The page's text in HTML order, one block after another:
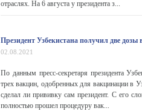
отраслях. На 6 августа у президента з...
Президент Узбекистана получил две
02.08.2021
По данным пресс-секретаря президента
трех вакцин, одобренных для вакцинации в
сделал ли прививку сам президент. С его
полностью прошел процедуру вак...